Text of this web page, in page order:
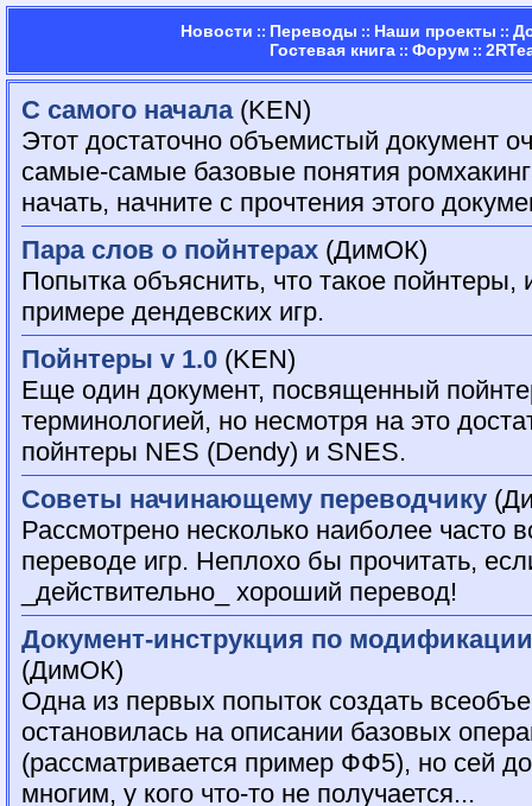
Новости :: Переводы :: Наши проекты ::
Гостевая книга :: Форум ::
С самого начала(KEN)
Этот достаточно объемистый документ
самые-самые базовые понятия
начать, начните с прочтения этого
Пара слов о пойнтерах (ДимОК)
Попытка объяснить, что такое пойнтеры,
примере дендевских игр.
Пойнтеры v 1.0 (KEN)
Еще один документ, посвященный
терминологией, но несмотря на это
пойнтеры NES (Dendy) и SNES.
Советы начинающему переводчику
Рассмотрено несколько наиболее часто
переводе игр. Неплохо бы прочитать,
_действительно_ хороший перевод!
Документ-инструкция по
(ДимОК)
Одна из первых попыток создать
остановилась на описании базовых
(рассматривается пример ФФ5), но сей
многим, у кого что-то не получается...